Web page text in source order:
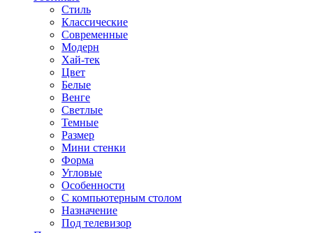
Стиль
Классические
Современные
Модерн
Хай-тек
Цвет
Белые
Венге
Светлые
Темные
Размер
Мини стенки
Форма
Угловые
Особенности
С компьютерным столом
Назначение
Под телевизор